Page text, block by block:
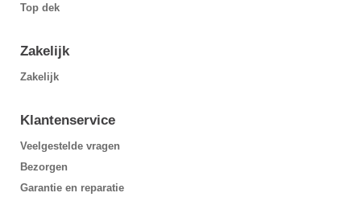
Top dek
Zakelijk
Zakelijk
Klantenservice
Veelgestelde vragen
Bezorgen
Garantie en reparatie